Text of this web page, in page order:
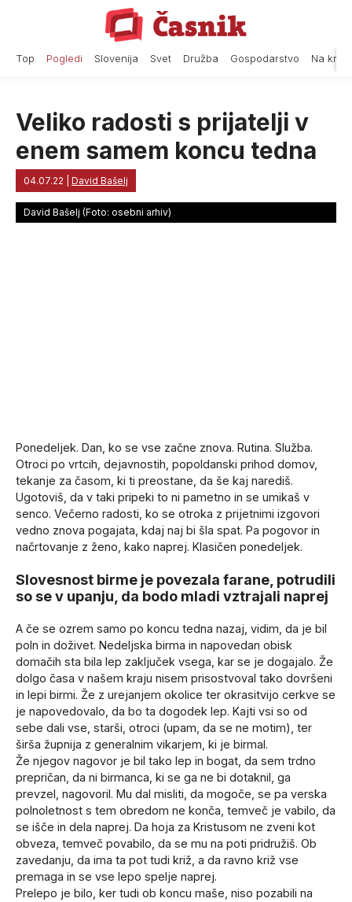
Top Pogledi Slovenija Svet Družba Gospodarstvo Na
Veliko radosti s prijatelji v
enem samem koncu tedna
04.07.22 David Bašelj
David Bašelj (Foto: osebni arhiv)
Ponedeljek. Dan, ko se vse začne znova. Rutina. Služba.
Otroci po vrtcih, dejavnostih, popoldanski prihod domov,
tekanje za časom, ki ti preostane, da še kaj narediš.
Ugotoviš, da v taki pripeki to ni pametno in se umikaš v
senco. Večerno radosti, ko se otroka z prijetnimi izgovori
vedno znova pogajata, kdaj naj bi šla spat. Pa pogovor in
načrtovanje z ženo, kako naprej. Klasičen ponedeljek.
Slovesnost birme je povezala farane, potrudili
so se v upanju, da bodo mladi vztrajali naprej
A če se ozrem samo po koncu tedna nazaj, vidim, da je bil
poln in doživet. Nedeljska birma in napovedan obisk
domačih sta bila lep zaključek vsega, kar se je dogajalo. Že
dolgo časa v našem kraju nisem prisostvoval tako dovršeni
in lepi birmi. Že z urejanjem okolice ter okrasitvijo cerkve se
je napovedovalo, da bo ta dogodek lep. Kajti vsi so od
sebe dali vse, starši, otroci (upam, da se ne motim), ter
širša župnija z generalnim vikarjem, ki je birmal.
Že njegov nagovor je bil tako lep in bogat, da sem trdno
prepričan, da ni birmanca, ki se ga ne bi dotaknil, ga
prevzel, nagovoril. Mu dal misliti, da mogoče, se pa verska
polnoletnost s tem obredom ne konča, temveč je vabilo, da
se išče in dela naprej. Da hoja za Kristusom ne zveni kot
obveza, temveč povabilo, da se mu na poti pridružiš. Ob
zavedanju, da ima ta pot tudi križ, a da ravno križ vse
premaga in se vse lepo spelje naprej.
Prelepo je bilo, ker tudi ob koncu maše, niso pozabili na